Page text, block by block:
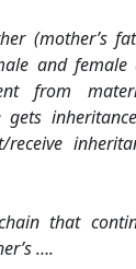
(mother’s
and female
from
gets
receive
that
….